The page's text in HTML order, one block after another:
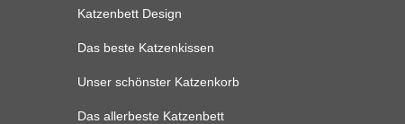
Katzenbett Design
Das beste Katzenkissen
Unser schönster Katzenkorb
Das allerbeste Katzenbett